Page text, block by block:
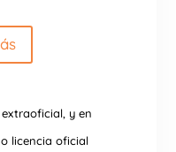
y en
licencia oficial